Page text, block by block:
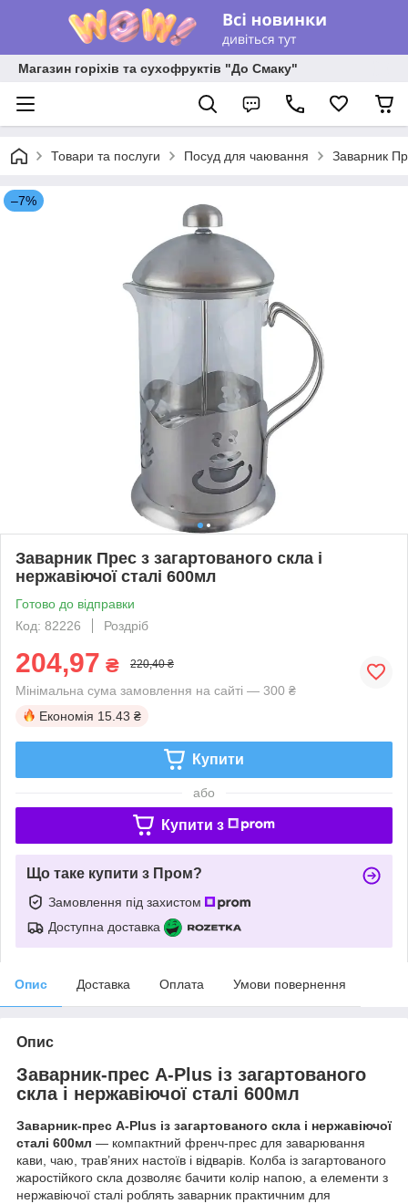
Магазин горіхів та сухофруктів "До Смаку"
Товари та послуги Посуд для чаювання Заварник
–7%
Заварник Прес з загартованого скла і
нержавіючої сталі 600мл
Готово до відправки
Код: 82226
Роздріб
204,97 ₴ 220,40 ₴
Мінімальна сума замовлення на сайті — 300 ₴
Економія 15.43 ₴
Купити
або
Купити з
Що таке купити з Пром?
Замовлення під захистом
Доступна доставка
Опис Доставка Оплата Умови повернення
Опис
Заварник-прес A-Plus із загартованого
скла і нержавіючої сталі 600мл
Заварник-прес A-Plus із загартованого скла і нержавіючої
сталі 600мл — компактний френч-прес для заварювання
кави, чаю, трав’яних настоїв і відварів. Колба із загартованого
жаростійкого скла дозволяє бачити колір напою, а елементи з
нержавіючої сталі роблять заварник практичним для